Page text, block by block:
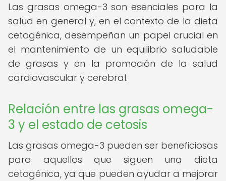
Las grasas omega-3 son esenciales para la
salud en general y, en el contexto de la dieta
cetogénica, desempeñan un papel crucial en
el mantenimiento de un equilibrio saludable
de grasas y en la promoción de la salud
cardiovascular y cerebral.
Relación entre las grasas omega-
3 y el estado de cetosis
Las grasas omega-3 pueden ser beneficiosas
para aquellos que siguen una dieta
cetogénica, ya que pueden ayudar a mejorar